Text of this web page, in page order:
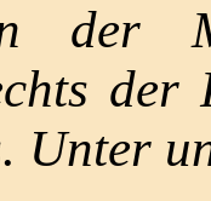
der
Unter